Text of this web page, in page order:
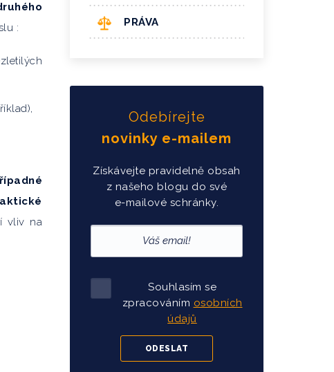
:
vliv na
PRÁVA
Odebírejte
novinky e-mailem
Získávejte pravidelně obsah
z našeho blogu do své
e-mailové schránky.
Souhlasím se
zpracováním osobních
údajů